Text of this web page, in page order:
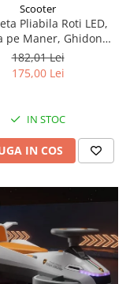
Scooter
Pliabila Roti LED,
pe Maner, Ghidon
Reglabil - Roz
182,01 Lei
175,00 Lei
IN STOC
IN COS